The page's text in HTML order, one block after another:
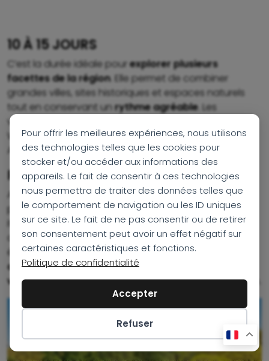
Pour offrir les meilleures expériences, nous utilisons
des technologies telles que les cookies pour
stocker et/ou accéder aux informations des
appareils. Le fait de consentir à ces technologies
nous permettra de traiter des données telles que
le comportement de navigation ou les ID uniques
sur ce site. Le fait de ne pas consentir ou de retirer
son consentement peut avoir un effet négatif sur
certaines caractéristiques et fonctions.
Politique de confidentialité
Accepter
Refuser
Préférences des cookies
10 À 15 JOURS
C’est la durée idéale pourexplorer plusieurs
facettes de la région. Elle permet de combiner
grandes villes, sites historiques et espaces naturels
tout en conservant unrythme agréable. Les
voyageurs peuvent ainsi découvrir New York, Boston,
Washington et plusieurs étapes de Nouvelle-
Angleterre au cours d’un même séjour.
PLUS DE DEUX SEMAINES
Avecplus de deux semaines sur place, il devient
possible d’explorer l’Est américain en profondeur. Les
itinéraires peuvent intégrer des régions moins
connues, des expériences plus immersives et des
étapes hors des sentiers battus. Cette durée offre
davantage de liberté pour personnaliser son
voyageet profiter pleinement de chaque destination.